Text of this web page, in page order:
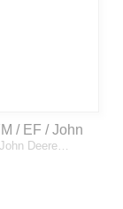
/ EF / John
Deere…